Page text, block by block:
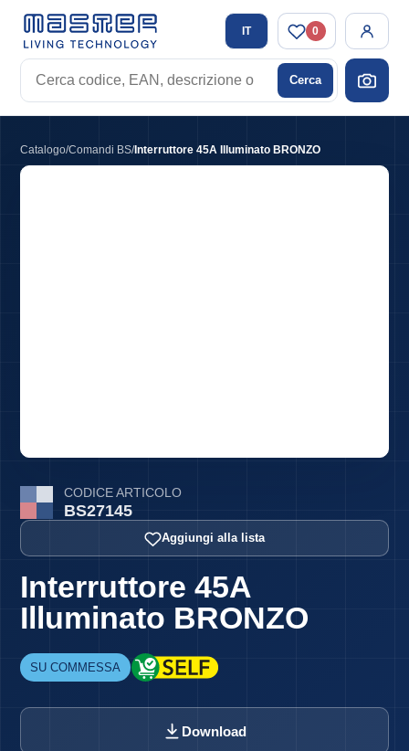
Cerca
EAN,
o
tag
Cerca
IT 0
Catalogo/Comandi BS/Interruttore 45A Illuminato BRONZO
CODICE ARTICOLO
BS27145
Aggiungi alla lista
Interruttore 45A
Illuminato BRONZO
SU COMMESSA
Download